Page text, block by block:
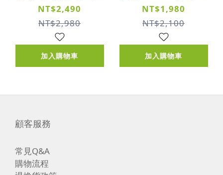
| 夏日冰霸廚房神
器
NT$2,490
NT$2,980
加入購物車
智能氣壓熱敷手部
按摩儀 | 居家必備
手部SPA
NT$1,980
NT$2,100
加入購物車
顧客服務
常見Q&A
購物流程